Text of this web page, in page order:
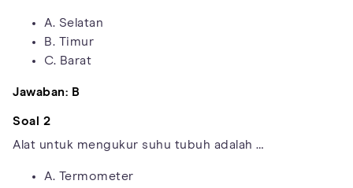
A. Selatan
B. Timur
C. Barat
Jawaban: B
Soal 2
Alat untuk mengukur suhu tubuh adalah …
A. Termometer